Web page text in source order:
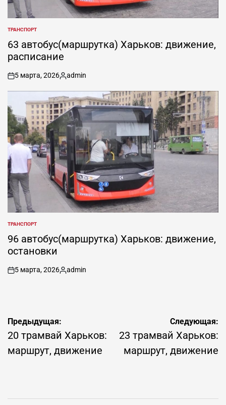
ОПУБЛИКОВАНО
В
ТРАНСПОРТ
63 автобус(маршрутка) Харьков: движение,
расписание
on
5 марта, 2026
Запись
от
admin
ОПУБЛИКОВАНО
В
ТРАНСПОРТ
96 автобус(маршрутка) Харьков: движение,
остановки
on
5 марта, 2026
Запись
admin
Навигация
по
записям
Предыдущая:
20 трамвай Харьков:
маршрут, движение
Следующая:
23 трамвай Харьков:
маршрут, движение